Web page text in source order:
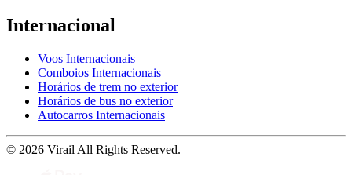
Internacional
Voos Internacionais
Comboios Internacionais
Horários de trem no exterior
Horários de bus no exterior
Autocarros Internacionais
© 2026 Virail All Rights Reserved.